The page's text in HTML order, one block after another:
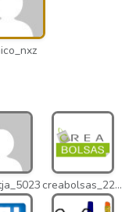
creabolsas_22110